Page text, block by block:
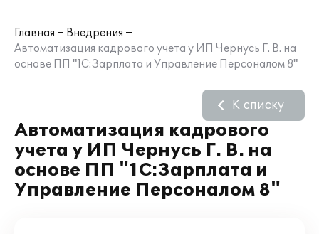
Главная
Внедрения
Автоматизация кадрового учета у ИП Чернусь Г. В. на
основе ПП "1C:Зарплата и Управление Персоналом 8"
Автоматизация кадрового
учета у ИП Чернусь Г. В. на
основе ПП "1C:Зарплата и
Управление Персоналом 8"
К списку